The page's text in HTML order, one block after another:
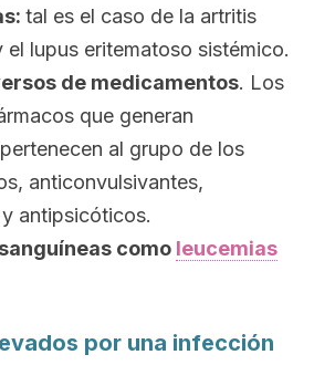
tal es el caso de la artritis
el lupus eritematoso sistémico.
de medicamentos. Los
que generan
al grupo de los
anticonvulsivantes,
antipsicóticos.
como leucemias
por una infección